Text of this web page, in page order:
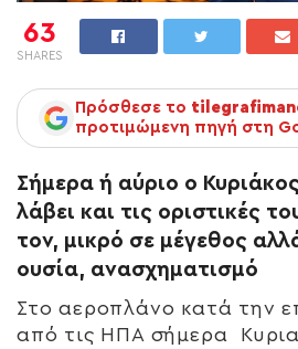
63
SHARES
Πρόσθεσε το
προτιμώμενη πηγή στη
Σήμερα ή αύριο ο
λάβει και τις οριστικές
τον, μικρό σε μέγεθος
ουσία, ανασχηματισμό
Στο αεροπλάνο κατά την
από τις ΗΠΑ σήμερα